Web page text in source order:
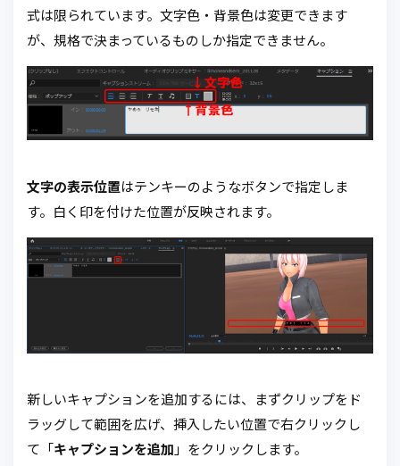
式は限られています。文字色・背景色は変更できます
が、規格で決まっているものしか指定できません。
文字の表示位置はテンキーのようなボタンで指定しま
す。白く印を付けた位置が反映されます。
新しいキャプションを追加するには、まずクリップをド
ラッグして範囲を広げ、挿入したい位置で右クリックし
て「キャプションを追加 」をクリックします。